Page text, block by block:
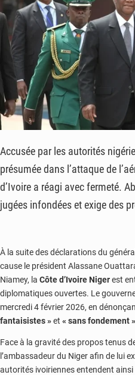
Accusée par les autorités
présumée dans l’attaque de
d’Ivoire a réagi avec fermeté.
jugées infondées et exige des
À la suite des déclarations du
cause le président Alassane
Niamey, la Côte d’Ivoire Nigerest
diplomatiques ouvertes. Le
mercredi 4 février 2026, en
fantaisistes »et « sans fondement
Face à la gravité des propos tenus
l’ambassadeur du Niger afin de lui
autorités ivoiriennes entendent